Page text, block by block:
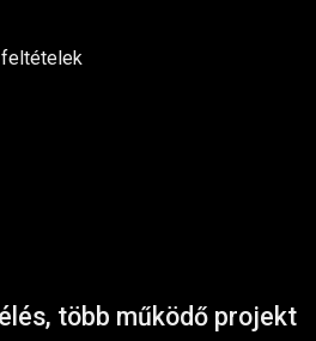
több működő projekt